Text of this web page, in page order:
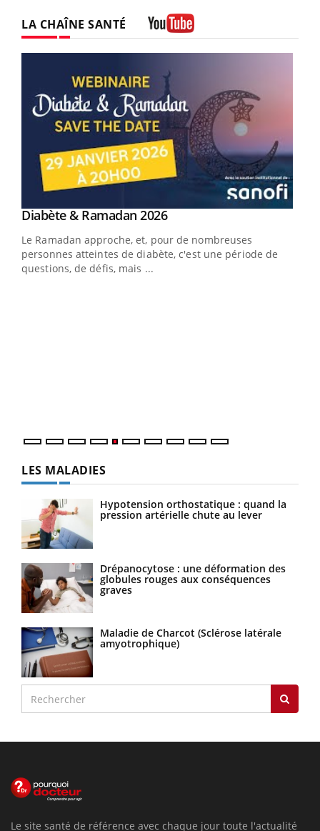
LA CHAÎNE SANTÉ
Youtube
Diabète & Ramadan 2026Youtube
Le Ramadan approche, et, pour de nombreuses
personnes atteintes de diabète, c'est une période de
questions, de défis, mais ...
LES MALADIES
Hypotension orthostatique : quand la
pression artérielle chute au lever
Drépanocytose : une déformation des
globules rouges aux conséquences
graves
Maladie de Charcot (Sclérose latérale
amyotrophique)
Le site santé de référence avec chaque jour toute l'actualité